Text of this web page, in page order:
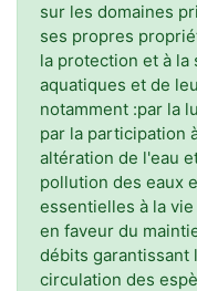
sur les domaines
ses propres
la protection et à
aquatiques et de
notamment :par la
par la participation
altération de l'eau
pollution des eaux
essentielles à la
en faveur du
débits garantissant
circulation des